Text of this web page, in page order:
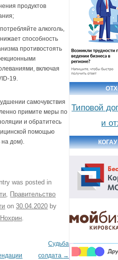
продуктов
алкоголь,
способность
противостоять
включая
19.
самочувствия
примите меры по
и обратитесь
помощью
на дом).
was posted in
Правительство
on30.04.2020 by
Судьба
солдата →
Типовой
и